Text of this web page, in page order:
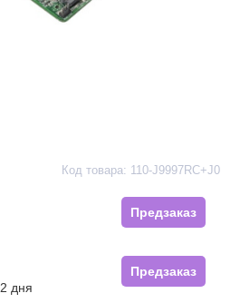
Код товара: 110-J9997RC+J0
Предзаказ
Предзаказ
дня